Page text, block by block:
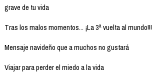
grave de tu vida
Tras los malos momentos... ¡La 3ª vuelta al mundo!!!
Mensaje navideño que a muchos no gustará
Viajar para perder el miedo a la vida